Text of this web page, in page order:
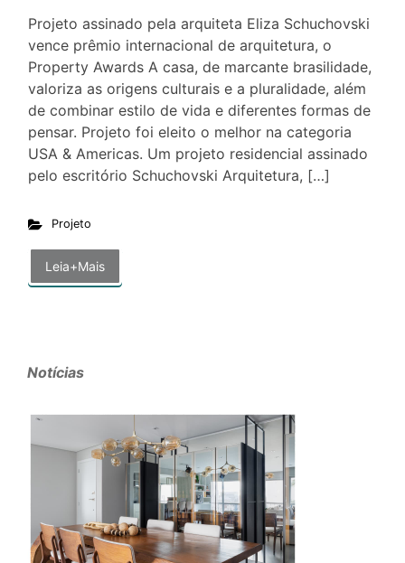
Projeto assinado pela arquiteta Eliza Schuchovski
vence prêmio internacional de arquitetura, o
Property Awards A casa, de marcante brasilidade,
valoriza as origens culturais e a pluralidade, além
de combinar estilo de vida e diferentes formas de
pensar. Projeto foi eleito o melhor na categoria
USA & Americas. Um projeto residencial assinado
pelo escritório Schuchovski Arquitetura, […]
Projeto
Leia+Mais
Notícias